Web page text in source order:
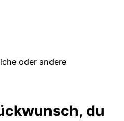
oder andere
du